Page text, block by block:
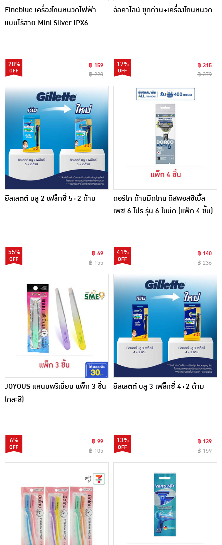
Fineblue เครื่องโกนหนวดไฟฟ้า
แบบไร้สาย Mini Silver IPX6
28%
฿ 159
฿ 220
อัลคาไลน์ ชุดถ่าน+เครื่องโกนหนวด
17%
฿ 315
฿ 379
ยิลเลตต์ บลู 2 เฟล็กซี่ 5+2 ด้าม
55%
฿ 69
฿ 155
ดอร์โค ด้ามมีดโกน ดิสพอสซิเบิ้ล
เพซ 6 โปร รุ่น 6 ใบมีด (แพ็ก 4 ชิ้น)
41%
฿ 140
฿ 236
JOYOUS แหนบพรีเมี่ยม แพ็ก 3 ชิ้น
(คละสี)
6%
฿ 99
฿ 105
ยิลเลตต์ บลู 3 เฟล็กซี่ 4+2 ด้าม
13%
฿ 139
฿ 159